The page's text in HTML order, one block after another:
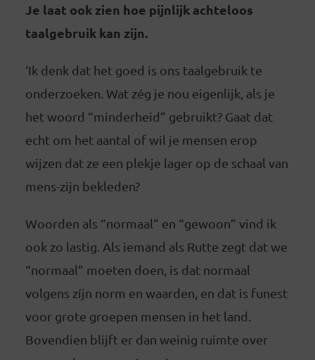
Je laat ook zien hoe pijnlijk achteloos
taalgebruik kan zijn.
‘Ik denk dat het goed is ons taalgebruik te
onderzoeken. Wat zég je nou eigenlijk, als je
het woord “minderheid” gebruikt? Gaat dat
echt om het aantal of wil je mensen erop
wijzen dat ze een plekje lager op de schaal van
mens-zijn bekleden?
Woorden als “normaal” en “gewoon” vind ik
ook zo lastig. Als iemand als Rutte zegt dat we
“normaal” moeten doen, is dat normaal
volgens zíjn norm en waarden, en dat is funest
voor grote groepen mensen in het land.
Bovendien blijft er dan weinig ruimte over